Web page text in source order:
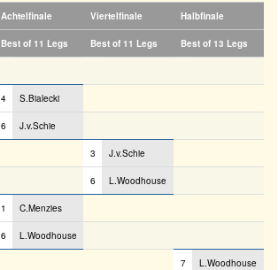
Achtelfinale Viertelfinale Halbfinale
Best of 11 Legs Best of 11 Legs Best of 13 Legs
4 S.Bialecki
6 J.v.Schie
3 J.v.Schie
6 L.Woodhouse
1 C.Menzies
6 L.Woodhouse
7 L.Woodhouse